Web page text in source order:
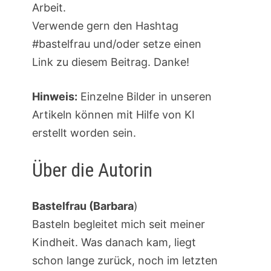
Arbeit.
Verwende gern den Hashtag
#bastelfrau und/oder setze einen
Link zu diesem Beitrag. Danke!
Hinweis: Einzelne Bilder in unseren
Artikeln können mit Hilfe von KI
erstellt worden sein.
Über die Autorin
Bastelfrau (Barbara)
Basteln begleitet mich seit meiner
Kindheit. Was danach kam, liegt
schon lange zurück, noch im letzten